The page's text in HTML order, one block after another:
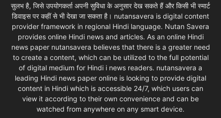
सुलभ है, जिसे उपयोगकर्ता अपनी सुविधा के अनुसार देख सकते हैं और किसी भी स्मार्ट
डिवाइस पर कहीं से भी देखा जा सकता है। nutansavera is digital content
provider framework in regional Hindi language. Nutan Savera
provides online Hindi news and articles. As an online Hindi
news paper nutansavera believes that there is a greater need
to create a content, which can be utilized to the full potential
of digital medium for Hindi i news readers. nutansavera a
leading Hindi news paper online is looking to provide digital
content in Hindi which is accessible 24/7, which users can
view it according to their own convenience and can be
watched from anywhere on any smart device.